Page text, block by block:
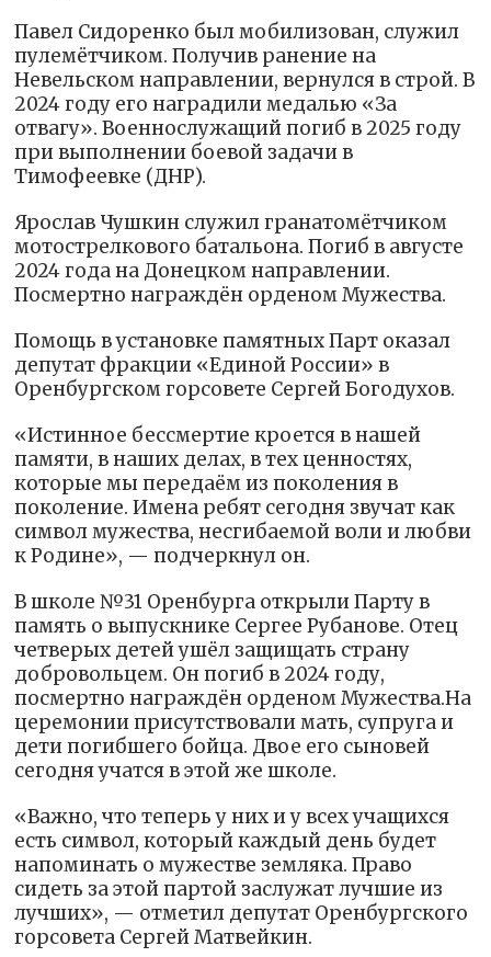
Павел Сидоренко был мобилизован, служил
пулемётчиком. Получив ранение на
Невельском направлении, вернулся в строй. В
2024 году его наградили медалью «За
отвагу». Военнослужащий погиб в 2025 году
при выполнении боевой задачи в
Тимофеевке (ДНР).
Ярослав Чушкин служил гранатомётчиком
мотострелкового батальона. Погиб в августе
2024 года на Донецком направлении.
Посмертно награждён орденом Мужества.
Помощь в установке памятных Парт оказал
депутат фракции «Единой России» в
Оренбургском горсовете Сергей Богодухов.
«Истинное бессмертие кроется в нашей
памяти, в наших делах, в тех ценностях,
которые мы передаём из поколения в
поколение. Имена ребят сегодня звучат как
символ мужества, несгибаемой воли и любви
к Родине», — подчеркнул он.
В школе №31 Оренбурга открыли Парту в
память о выпускнике Сергее Рубанове. Отец
четверых детей ушёл защищать страну
добровольцем. Он погиб в 2024 году,
посмертно награждён орденом Мужества.На
церемонии присутствовали мать, супруга и
дети погибшего бойца. Двое его сыновей
сегодня учатся в этой же школе.
«Важно, что теперь у них и у всех учащихся
есть символ, который каждый день будет
напоминать о мужестве земляка. Право
сидеть за этой партой заслужат лучшие из
лучших», — отметил депутат Оренбургского
горсовета Сергей Матвейкин.